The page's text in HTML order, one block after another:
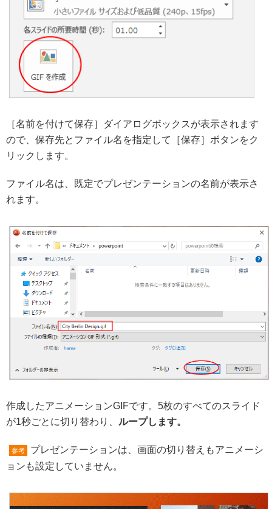
［名前を付けて保存］ダイアログボックスが表示されます
ので、保存先とファイル名を指定して［保存］ボタンをク
リックします。
ファイル名は、既定でプレゼンテーションの名前が表示さ
れます。
作成したアニメーションGIFです。5枚のすべてのスライド
が1秒ごとに切り替わり、 ループします。
参考
プレゼンテーションは、画面の切り替えもアニメーシ
ョンも設定していません。